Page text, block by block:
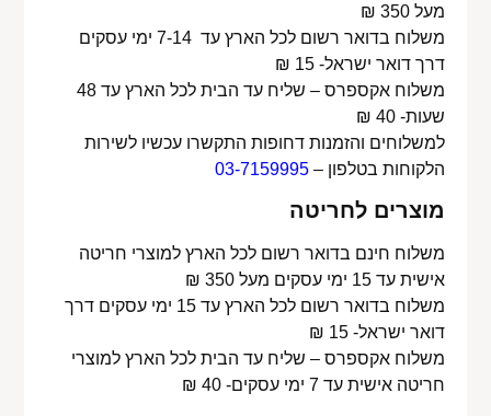
מעל 350 ₪
משלוח בדואר רשום לכל הארץ עד 7-14 ימי עסקים
דרך דואר ישראל- 15 ₪
משלוח אקספרס – שליח עד הבית לכל הארץ עד 48
שעות- 40 ₪
למשלוחים והזמנות דחופות התקשרו עכשיו לשירות
הלקוחות בטלפון –03-7159995
מוצרים לחריטה
משלוח חינם בדואר רשום לכל הארץ למוצרי חריטה
אישית עד 15 ימי עסקים מעל 350 ₪
משלוח בדואר רשום לכל הארץ עד 15 ימי עסקים דרך
דואר ישראל- 15 ₪
משלוח אקספרס – שליח עד הבית לכל הארץ למוצרי
חריטה אישית עד 7 ימי עסקים- 40 ₪